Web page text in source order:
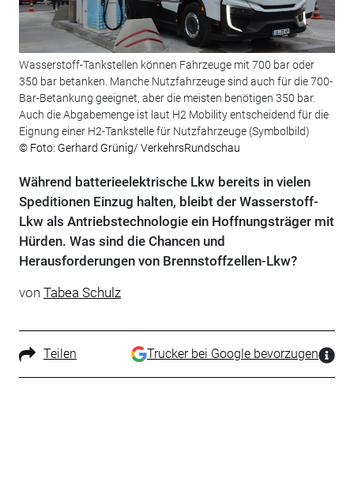
Wasserstoff-Tankstellen können Fahrzeuge mit 700 bar oder
350 bar betanken. Manche Nutzfahrzeuge sind auch für die 700-
Bar-Betankung geeignet, aber die meisten benötigen 350 bar.
Auch die Abgabemenge ist laut H2 Mobility entscheidend für die
Eignung einer H2-Tankstelle für Nutzfahrzeuge (Symbolbild)
© Foto: Gerhard Grünig/ VerkehrsRundschau
Während batterieelektrische Lkw bereits in vielen
Speditionen Einzug halten, bleibt der Wasserstoff-
Lkw als Antriebstechnologie ein Hoffnungsträger mit
Hürden. Was sind die Chancen und
Herausforderungen von Brennstoffzellen-Lkw?
von Tabea Schulz
Teilen Trucker bei Google bevorzugen